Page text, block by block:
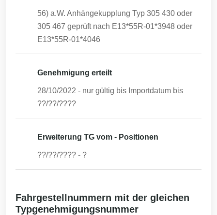
56) a.W. Anhängekupplung Typ 305 430 oder
305 467 geprüft nach E13*55R-01*3948 oder
E13*55R-01*4046
Genehmigung erteilt
28/10/2022 - nur gültig bis Importdatum bis
??/??/????
Erweiterung TG vom - Positionen
??/??/???? - ?
Fahrgestellnummern mit der gleichen
Typgenehmigungsnummer